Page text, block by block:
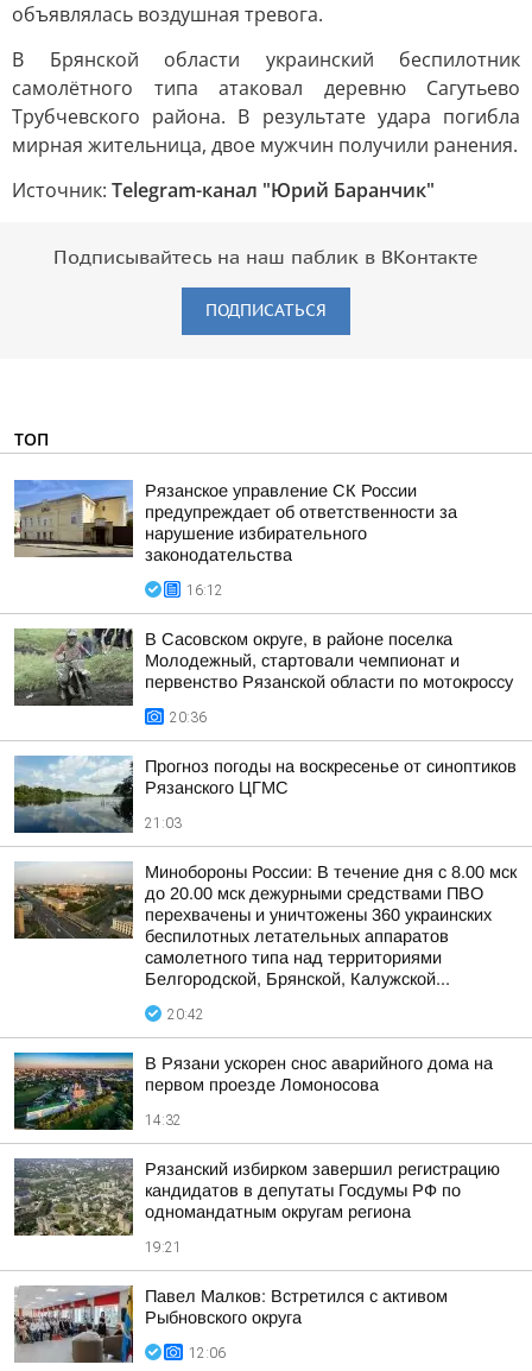
объявлялась воздушная тревога.
В Брянской области украинский беспилотник
самолётного типа атаковал деревню Сагутьево
Трубчевского района. В результате удара погибла
мирная жительница, двое мужчин получили ранения.
Источник: Telegram-канал "Юрий Баранчик"
Подписывайтесь на наш паблик в ВКонтакте
ПОДПИСАТЬСЯ
ТОП
Рязанское управление СК России
предупреждает об ответственности за
нарушение избирательного
законодательства
16:12
В Сасовском округе, в районе поселка
Молодежный, стартовали чемпионат и
первенство Рязанской области по мотокроссу
20:36
Прогноз погоды на воскресенье от синоптиков
Рязанского ЦГМС
21:03
Минобороны России: В течение дня с 8.00 мск
до 20.00 мск дежурными средствами ПВО
перехвачены и уничтожены 360 украинских
беспилотных летательных аппаратов
самолетного типа над территориями
Белгородской, Брянской, Калужской...
20:42
В Рязани ускорен снос аварийного дома на
первом проезде Ломоносова
14:32
Рязанский избирком завершил регистрацию
кандидатов в депутаты Госдумы РФ по
одномандатным округам региона
19:21
Павел Малков: Встретился с активом
Рыбновского округа
12:06